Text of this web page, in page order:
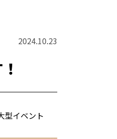
2024.10.23
型イベント